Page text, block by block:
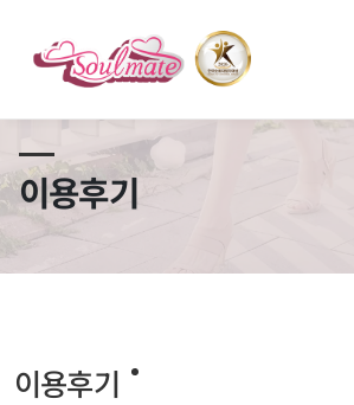
이용후기
이용후기
쏠메이트×토모토모 프로모션 영상 full버전 보러